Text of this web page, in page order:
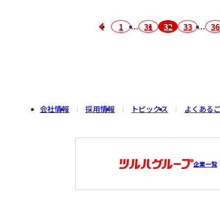
1 31 32 33 36
会社情報 採用情報 トピックス よくある
企業一覧